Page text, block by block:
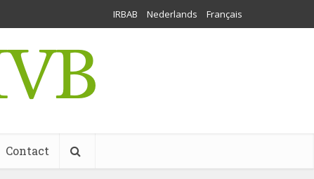
IRBAB Nederlands Français
Contact